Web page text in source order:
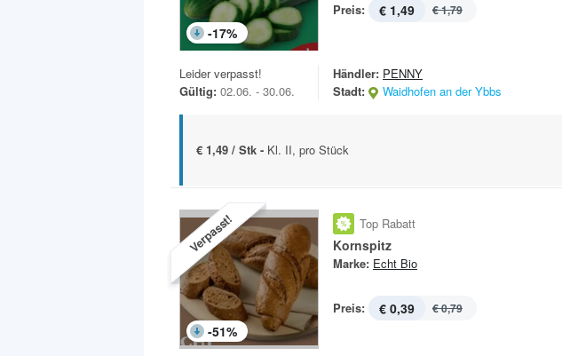
-17%
Preis: € 1,49 € 1,79
Leider verpasst!
Gültig: 02.06. - 30.06.
Händler: PENNY
Stadt:
Waidhofen an der Ybbs
€ 1,49 / Stk - Kl. II, pro Stück
Verpasst!
-51%
Top Rabatt
Kornspitz
Marke: Echt Bio
Preis: € 0,39 € 0,79